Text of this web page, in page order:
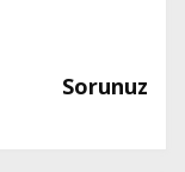
Sorunuz